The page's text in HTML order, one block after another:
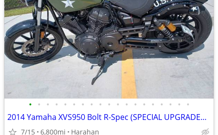
• • • • • • • • • • • • • • • • • • •
2014 Yamaha XVS950 Bolt R-Spec (SPECIAL UPGRADES & EXTRAS INCLUDED)
7/15 6,800mi Harahan